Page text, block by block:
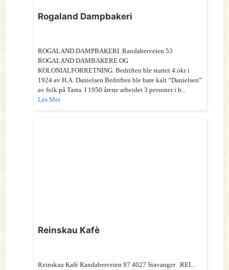
Rogaland Dampbakeri
ROGALAND DAMPBAKERI. Randaberveien 53
ROGALAND DAMBAKERE OG
KOLONIALFORRETNING. Bedriften ble startet 4.okr i
1924 av H.A. Danielsen Bedriften ble bare kalt “Danielsen”
av folk på Tasta. I 1950 årene arbeidet 3 personer i b...
Les Mer
Reinskau Kafè
Reinskau Kafè Randaberveien 97 4027 Stavanger REI...